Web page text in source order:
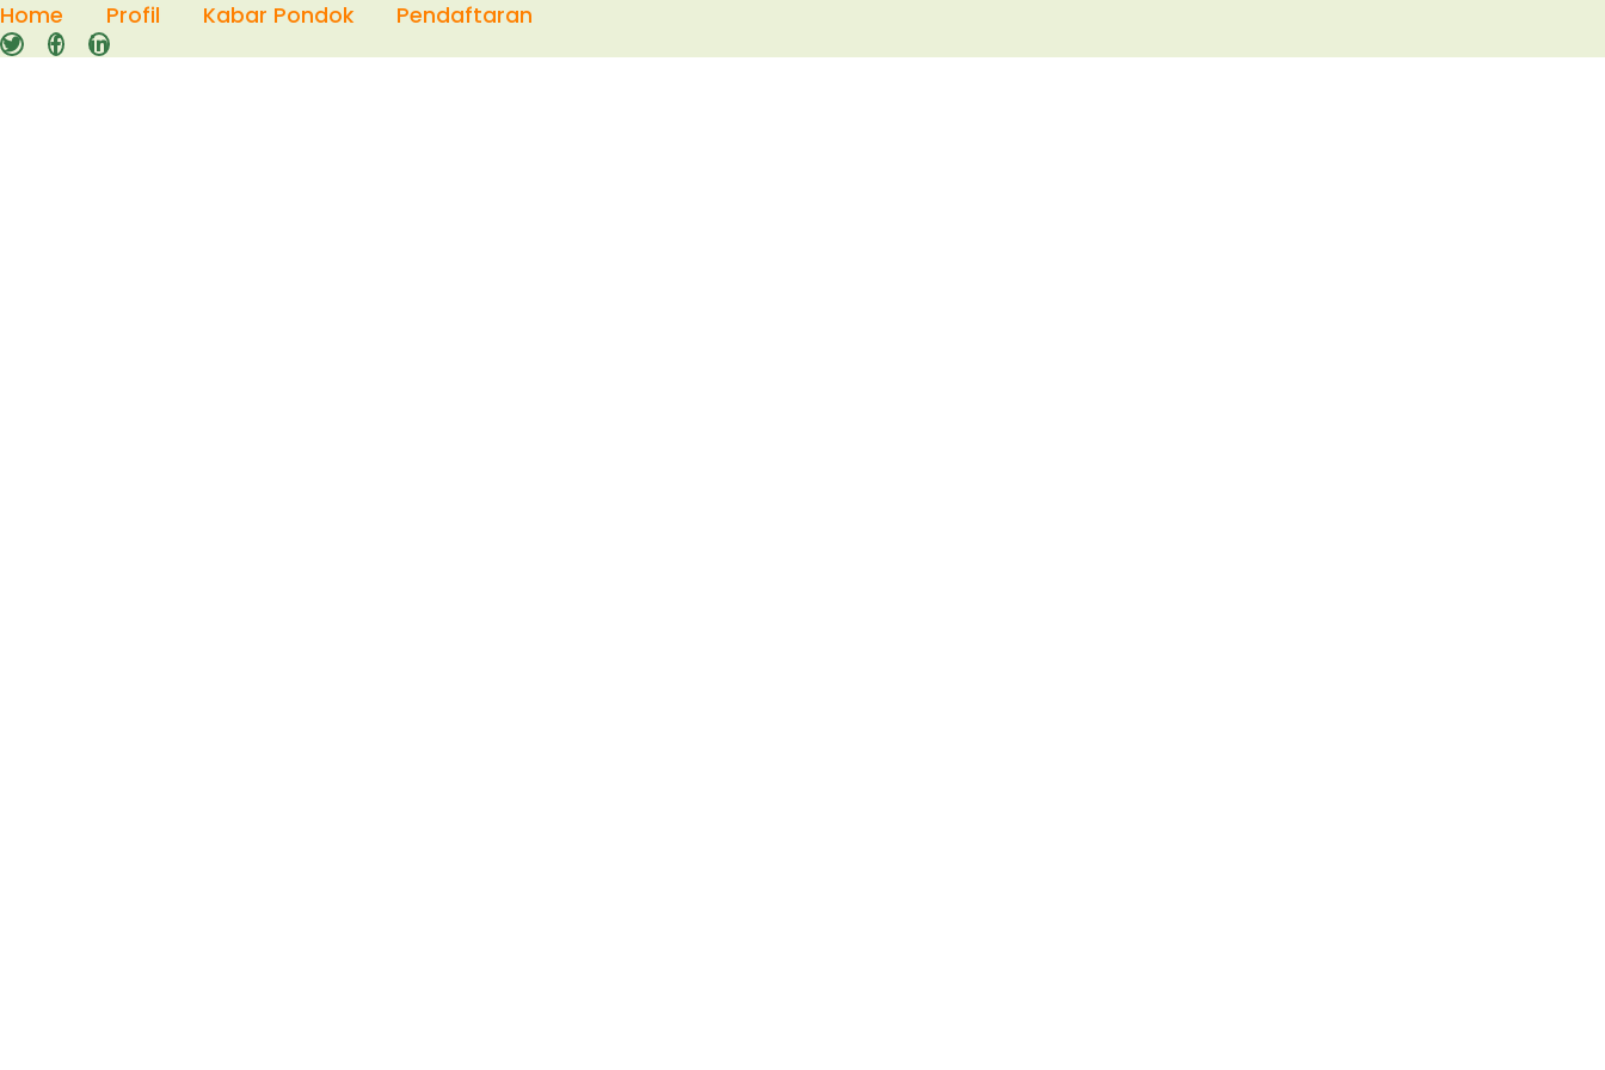
Skip
to
content
Home Profil Kabar Pondok Pendaftaran